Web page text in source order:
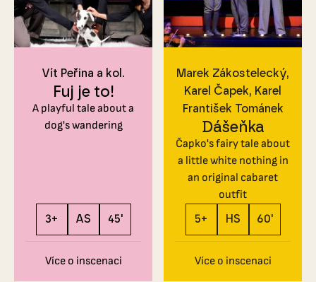
Vít Peřina a kol.
Fuj je to!
A playful tale about a
dog's wandering
3+ AS 45'
Více o inscenaci
Marek Zákostelecký
Karel Čapek Karel
František Tománek
Dášeňka
Čapko's fairy tale about
a little white nothing in
an original cabaret
outfit
5+
HS 60'
Více o inscenaci